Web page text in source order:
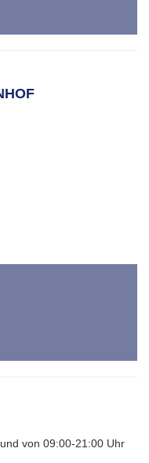
von 09:00-21:00 Uhr